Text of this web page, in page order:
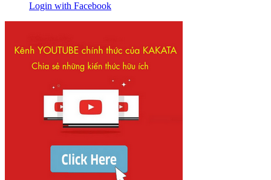
Login with Facebook